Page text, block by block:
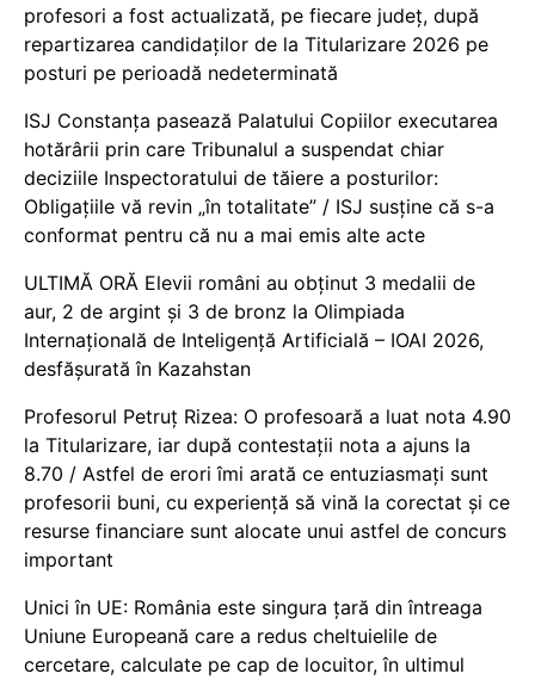
profesori a fost actualizată, pe fiecare județ, după
repartizarea candidaților de la Titularizare 2026 pe
posturi pe perioadă nedeterminată
ISJ Constanța pasează Palatului Copiilor executarea
hotărârii prin care Tribunalul a suspendat chiar
deciziile Inspectoratului de tăiere a posturilor:
Obligațiile vă revin „în totalitate” / ISJ susține că s-a
conformat pentru că nu a mai emis alte acte
ULTIMĂ ORĂ Elevii români au obținut 3 medalii de
aur, 2 de argint și 3 de bronz la Olimpiada
Internațională de Inteligență Artificială – IOAI 2026,
desfășurată în Kazahstan
Profesorul Petruț Rizea: O profesoară a luat nota 4.90
la Titularizare, iar după contestații nota a ajuns la
8.70 / Astfel de erori îmi arată ce entuziasmați sunt
profesorii buni, cu experiență să vină la corectat și ce
resurse financiare sunt alocate unui astfel de concurs
important
Unici în UE: România este singura țară din întreaga
Uniune Europeană care a redus cheltuielile de
cercetare, calculate pe cap de locuitor, în ultimul